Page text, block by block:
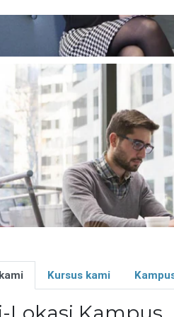
Kursus kami